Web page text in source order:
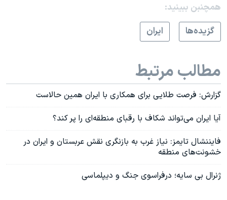
همچنبن ببینید:
گزيده‌ها
ايران
مطالب مرتبط
گزارش: فرصت طلایی برای همکاری با ایران همین حالاست
آیا ایران می‌تواند شکاف با رقبای منطقه‌ای را پر کند؟
فایننشال تایمز: نیاز غرب به بازنگری نقش عربستان و ایران در
خشونت‌های منطقه
ژنرال بی سایه؛ درفراسوی جنگ و دیپلماسی